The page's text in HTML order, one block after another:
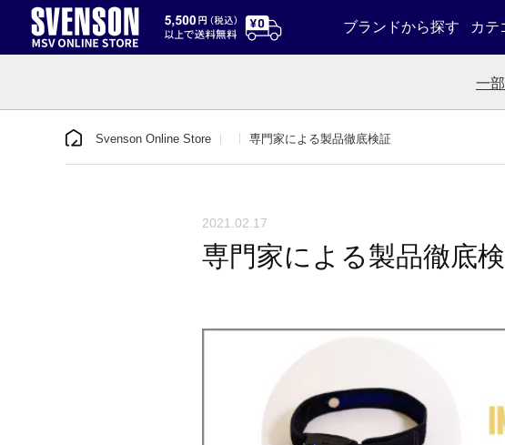
ブランドから探す カテ
一
Svenson Online Store 専門家による製品徹底検証
2021.02.17
専門家による製品徹底